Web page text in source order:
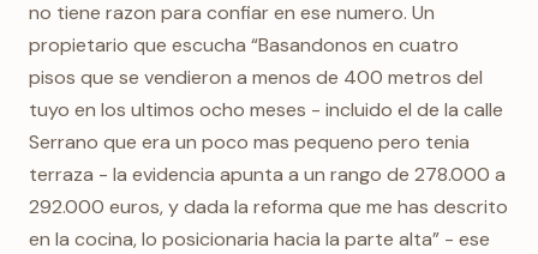
no tiene razon para confiar en ese numero. Un
propietario que escucha “Basandonos en cuatro
pisos que se vendieron a menos de 400 metros del
tuyo en los ultimos ocho meses - incluido el de la calle
Serrano que era un poco mas pequeno pero tenia
terraza - la evidencia apunta a un rango de 278.000 a
292.000 euros, y dada la reforma que me has descrito
en la cocina, lo posicionaria hacia la parte alta” - ese